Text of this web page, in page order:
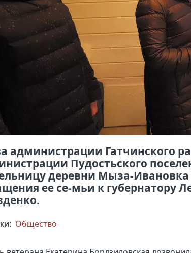
администрации Гатчинского
Пудостьского
деревни Мыза-Ивановка
ее се-мьи к губернатору
Общество